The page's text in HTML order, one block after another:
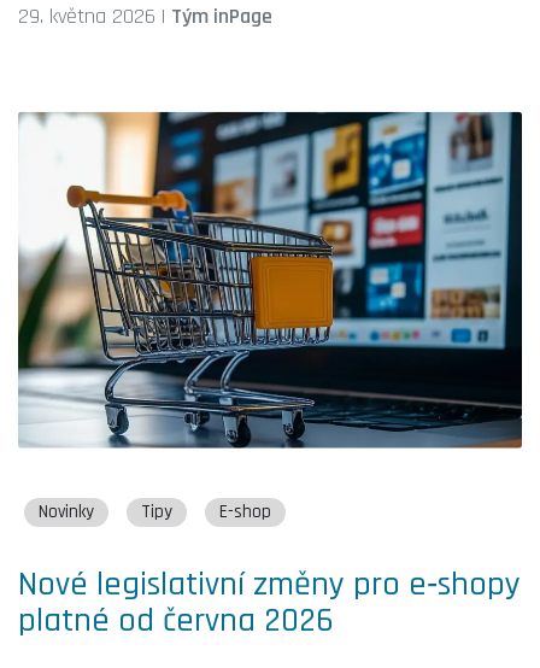
29. května 2026 | Tým inPage
Novinky Tipy E-shop
Nové legislativní změny pro e‑shopy
platné od června 2026